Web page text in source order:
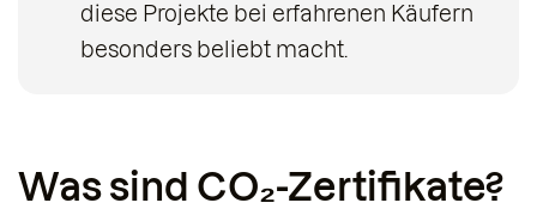
diese Projekte bei erfahrenen Käufern
besonders beliebt macht.
Was sind CO₂-Zertifikate?